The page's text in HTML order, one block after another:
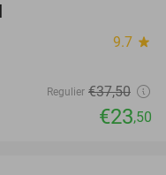
9.7 star
Regulier €37,50
€23,50